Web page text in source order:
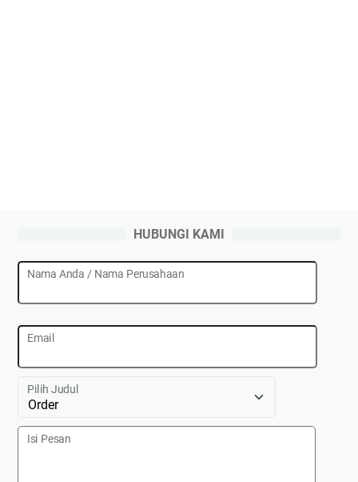
HUBUNGI KAMI
Nama Anda / Nama Perusahaan
Email
Pilih Judul
Isi Pesan